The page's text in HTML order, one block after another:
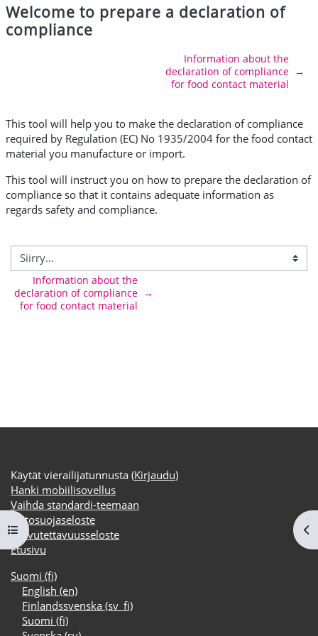
Avaa kurssisisältö
Welcome to prepare a declaration of
compliance
→
Information about the
declaration of compliance
for food contact material
This tool will help you to make the declaration of compliance
required by Regulation (EC) No 1935/2004 for the food contact
material you manufacture or import.
This tool will instruct you on how to prepare the declaration of
compliance so that it contains adequate information as
regards safety and compliance.
→
Information about the
declaration of compliance
for food contact material
Käytät vierailijatunnusta (Kirjaudu)
Hanki mobiilisovellus
Vaihda standardi-teemaan
Tietosuojaseloste
Saavutettavuusseloste
Etusivu
Suomi ‎(fi)‎
English ‎(en)‎
Finlandssvenska ‎(sv_fi)‎
Suomi ‎(fi)‎